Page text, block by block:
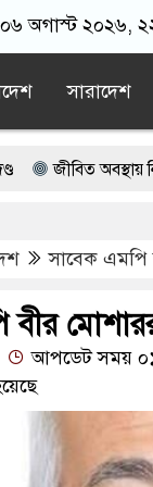
অগাস্ট ২০২৬, ২২
সারাদেশ
নিজের
হামজা চৌধুরী?
শেষ পর্যায়ে, দ্রুত
সাবেক
বীর
আপডেট সময়